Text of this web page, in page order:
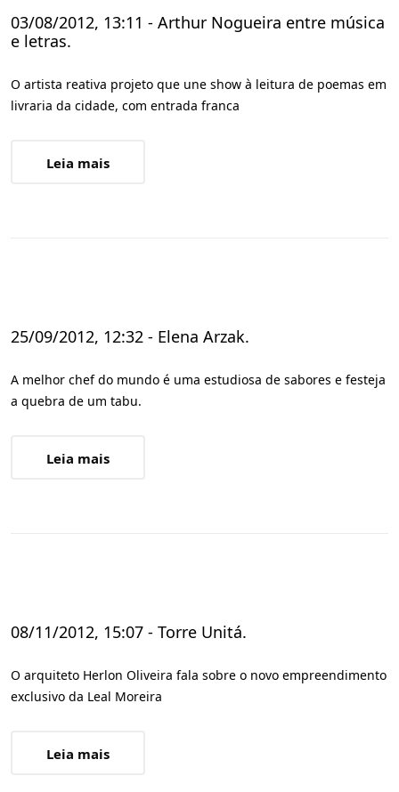
03/08/2012, 13:11 - Arthur Nogueira entre música
e letras.
O artista reativa projeto que une show à leitura de poemas em
livraria da cidade, com entrada franca
Leia mais
25/09/2012, 12:32 - Elena Arzak.
A melhor chef do mundo é uma estudiosa de sabores e festeja
a quebra de um tabu.
Leia mais
08/11/2012, 15:07 - Torre Unitá.
O arquiteto Herlon Oliveira fala sobre o novo empreendimento
exclusivo da Leal Moreira
Leia mais